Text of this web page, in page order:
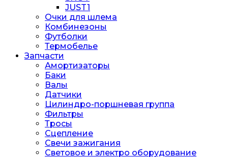
JUST1
Очки для шлема
Комбинезоны
Футболки
Термобелье
Запчасти
Амортизаторы
Баки
Валы
Датчики
Цилиндро-поршневая группа
Фильтры
Тросы
Сцепление
Свечи зажигания
Световое и электро оборудование